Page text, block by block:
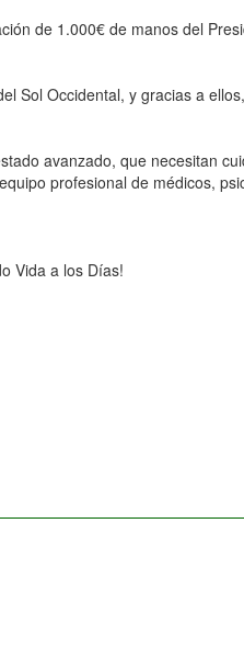
de 1.000€ de manos del
Sol Occidental, y gracias a
avanzado, que necesitan
profesional de médicos,
Vida a los Días!